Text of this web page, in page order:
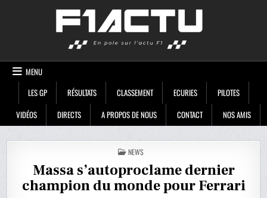
MENU
LES GP
RÉSULTATS CLASSEMENT ECURIES
PILOTES
VIDÉOS
DIRECTS A PROPOS DE NOUS CONTACT NOS AMIS
POSTED
IN
NEWS
Massa s’autoproclame dernier
champion du monde pour Ferrari